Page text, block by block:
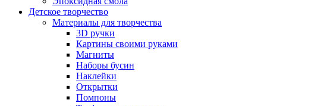
Детское творчество
Материалы для творчества
3D ручки
Картины своими руками
Магниты
Наборы бусин
Наклейки
Открытки
Помпоны